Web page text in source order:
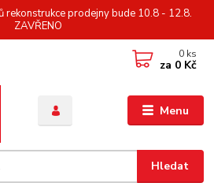
rekonstrukce prodejny bude 10.8 - 12.8.
ZAVŘENO
Menu
Hledat
0 ks
za 0 Kč